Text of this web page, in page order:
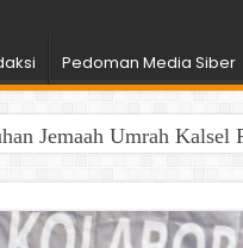
Pedoman Media Siber
Jemaah Umrah